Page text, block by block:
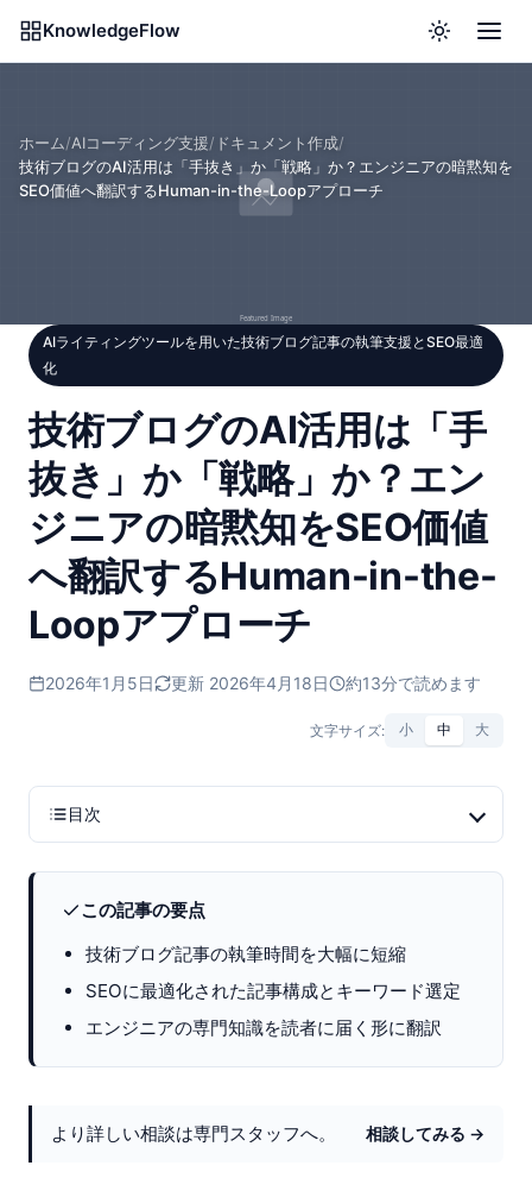
KnowledgeFlow
ホーム/AIコーディング支援/ ドキュメント作成/
技術ブログのAI活用は「手抜き」か「戦略」か？エンジニアの暗黙知を
SEO価値へ翻訳するHuman-in-the-Loopアプローチ
AIライティングツールを用いた技術ブログ記事の執筆支援とSEO最適
化
技術ブログのAI活用は「手
抜き」か「戦略」か？エン
ジニアの暗黙知をSEO価値
へ翻訳するHuman-in-the-
Loopアプローチ
2026年1月5日 更新 2026年4月18日 約13分で読めます
文字サイズ: 小 中 大
目次
この記事の要点
技術ブログ記事の執筆時間を大幅に短縮
SEOに最適化された記事構成とキーワード選定
エンジニアの専門知識を読者に届く形に翻訳
より詳しい相談は専門スタッフへ。 相談してみる →